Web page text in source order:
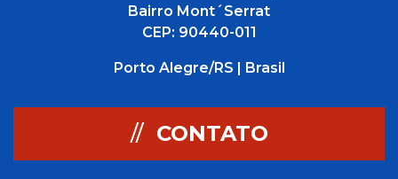
Bairro Mont´Serrat
CEP: 90440-011
Porto Alegre/RS | Brasil
// CONTATO